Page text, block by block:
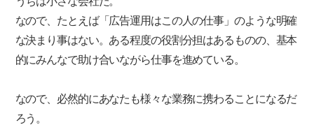
なので、たとえば「広告運用はこの人の仕事」のような明確
な決まり事はない。ある程度の役割分担はあるものの、基本
的にみんなで助け合いながら仕事を進めている。
なので、必然的にあなたも様々な業務に携わることになるだ
ろう。